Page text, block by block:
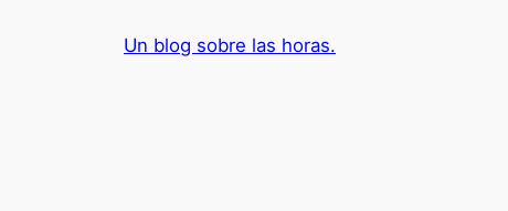
Un blog sobre las horas.